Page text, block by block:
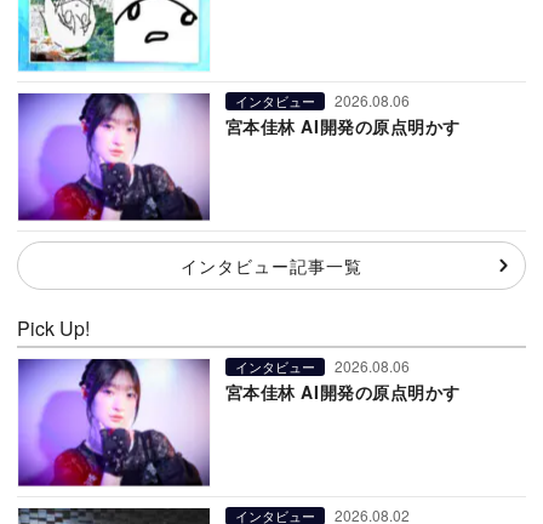
インタビュー 2026.08.06
宮本佳林 AI開発の原点明かす
インタビュー記事一覧
Pick Up!
インタビュー 2026.08.06
宮本佳林 AI開発の原点明かす
インタビュー 2026.08.02